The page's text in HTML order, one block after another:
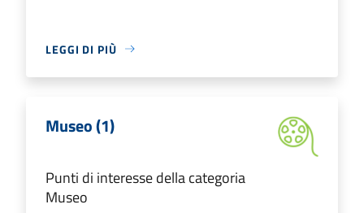
LEGGI DI PIÙ
Museo (1)
Punti di interesse della categoria
Museo